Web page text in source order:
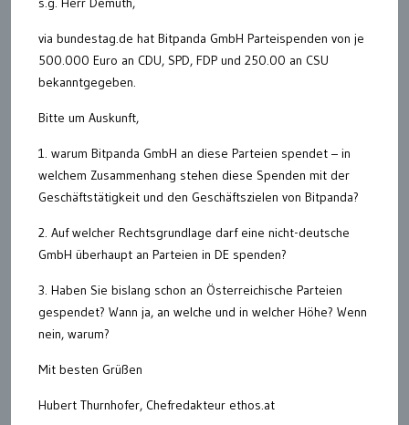
via bundestag.de hat Bitpanda GmbH Parteispenden von je
500.000 Euro an CDU, SPD, FDP und 250.00 an CSU
bekanntgegeben.
Bitte um Auskunft,
1. warum Bitpanda GmbH an diese Parteien spendet – in
welchem Zusammenhang stehen diese Spenden mit der
Geschäftstätigkeit und den Geschäftszielen von Bitpanda?
2. Auf welcher Rechtsgrundlage darf eine nicht-deutsche
GmbH überhaupt an Parteien in DE spenden?
3. Haben Sie bislang schon an Österreichische Parteien
gespendet? Wann ja, an welche und in welcher Höhe? Wenn
nein, warum?
Mit besten Grüßen
Hubert Thurnhofer, Chefredakteur ethos.at